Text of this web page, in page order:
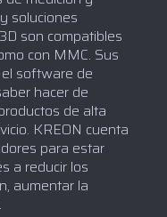
soluciones
son compatibles
con MMC. Sus
software de
hacer de
de alta
KREON cuenta
para estar
a reducir los
aumentar la